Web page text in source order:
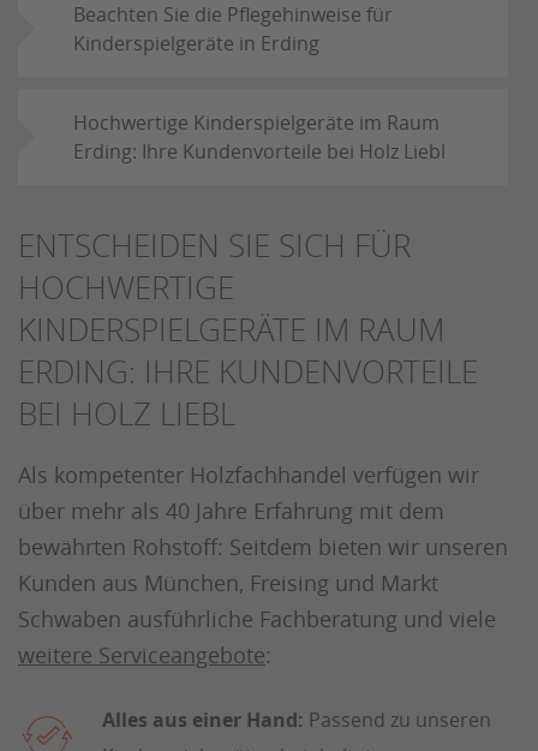
Beachten Sie die Pflegehinweise für
Kinderspielgeräte in Erding
Hochwertige Kinderspielgeräte im Raum
Erding: Ihre Kundenvorteile bei Holz Liebl
ENTSCHEIDEN SIE SICH FÜR
HOCHWERTIGE
KINDERSPIELGERÄTE IM RAUM
ERDING: IHRE KUNDENVORTEILE
BEI HOLZ LIEBL
Als kompetenter Holzfachhandel verfügen wir
über mehr als 40 Jahre Erfahrung mit dem
bewährten Rohstoff: Seitdem bieten wir unseren
Kunden aus München, Freising und Markt
Schwaben ausführliche Fachberatung und viele
weitere Serviceangebote:
Alles aus einer Hand: Passend zu unseren